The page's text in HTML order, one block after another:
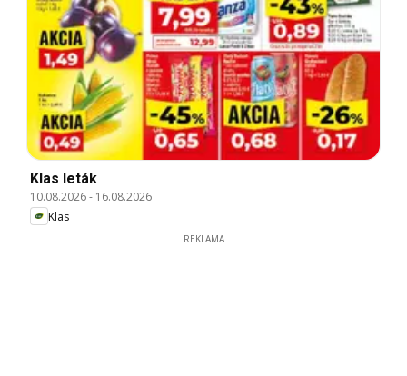
Klas leták
10.08.2026- 16.08.2026
Klas
REKLAMA